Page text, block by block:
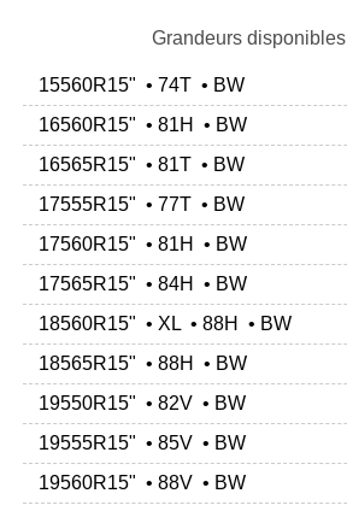
Grandeurs
15560R15" • 74T • BW
16560R15" • 81H • BW
16565R15" • 81T • BW
17555R15" • 77T • BW
17560R15" • 81H • BW
17565R15" • 84H • BW
18560R15" • XL • 88H • BW
18565R15" • 88H • BW
19550R15" • 82V • BW
19555R15" • 85V • BW
19560R15" • 88V • BW